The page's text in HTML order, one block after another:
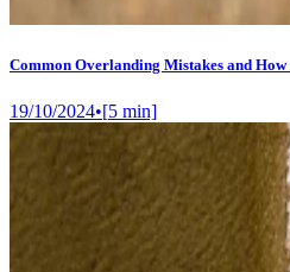
Common Overlanding Mistakes and
19/10/2024•[5 min]